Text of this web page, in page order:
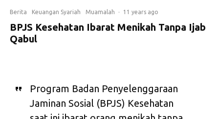
Berita Keuangan Syariah Muamalah · 11 years ago
BPJS Kesehatan Ibarat Menikah Tanpa Ijab
Qabul
Program Badan Penyelenggaraan
Jaminan Sosial (BPJS) Kesehatan